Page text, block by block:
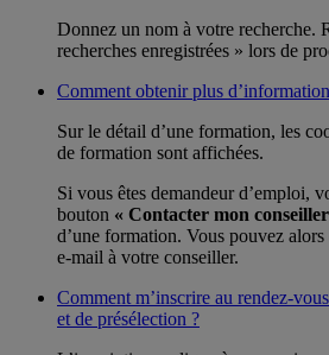
Donnez un nom à votre recherche.
recherches enregistrées » lors de
Comment obtenir plus
Sur le détail d’une formation, les
de formation sont affichées.
Si vous êtes demandeur d’emploi,
bouton « Contacter mon
d’une formation. Vous pouvez
e-mail à votre conseiller.
Comment m’inscrire au rendez-
et de présélection ?